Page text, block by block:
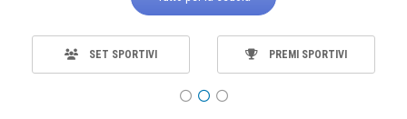
SET SPORTIVI PREMI SPORTIVI